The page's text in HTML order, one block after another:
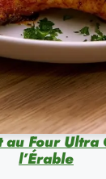
au Four Ultra
l’Érable